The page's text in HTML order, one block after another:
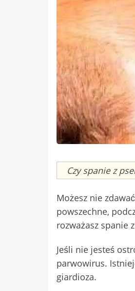
Caption
Czy spanie z
Możesz nie
powszechne,
rozważasz spanie
Jeśli nie jesteś
parwowirus.
giardioza.